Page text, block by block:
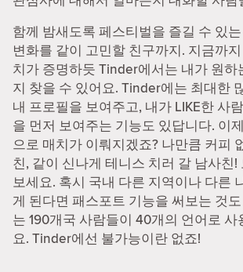
함께 밤새도록 페스티벌을 즐길 수 있
변화를 같이 고민할 친구까지. 지금까
치가 증명하듯 Tinder에서는 내가 원하
지 찾을 수 있어요. Tinder에는 최대한
내 프로필을 보여주고, 내가 LIKE한 사
을 먼저 보여주는 기능도 있답니다. 이
으로 매치가 이뤄지겠죠? 나만큼 커피
친, 같이 신나게 테니스 치러 갈 남사친!
보세요. 혹시 국내 다른 지역이나 다른
게 된다면 패스포트 기능을 써보는 것
는 190개국 사람들이 40개의 언어로
요. Tinder에선 불가능이란 없죠!